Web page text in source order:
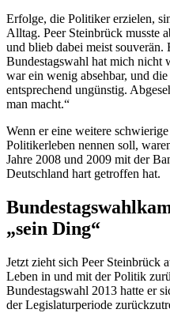
Erfolge, die Politiker erzielen,
Alltag. Peer Steinbrück musste
und blieb dabei meist souverän.
Bundestagswahl hat mich nicht
war ein wenig absehbar, und
entsprechend ungünstig.
man macht.“
Wenn er eine weitere
Politikerleben nennen soll,
Jahre 2008 und 2009 mit der
Deutschland hart getroffen hat.
„sein Ding“
Jetzt zieht sich Peer Steinbrück
Leben in und mit der Politik
Bundestagswahl 2013 hatte er
der Legislaturperiode